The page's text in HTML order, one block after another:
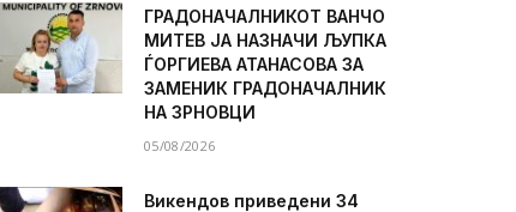
ГРАДОНАЧАЛНИКОТ ВАНЧО
МИТЕВ ЈА НАЗНАЧИ ЉУПКА
ЃОРГИЕВА АТАНАСОВА ЗА
ЗАМЕНИК ГРАДОНАЧАЛНИК
НА ЗРНОВЦИ
05/08/2026
Викендов приведени 34